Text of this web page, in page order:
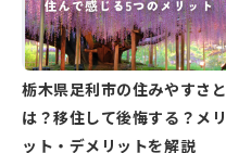
栃木県足利市の住みやすさと
は？移住して後悔する？メリ
ット・デメリットを解説